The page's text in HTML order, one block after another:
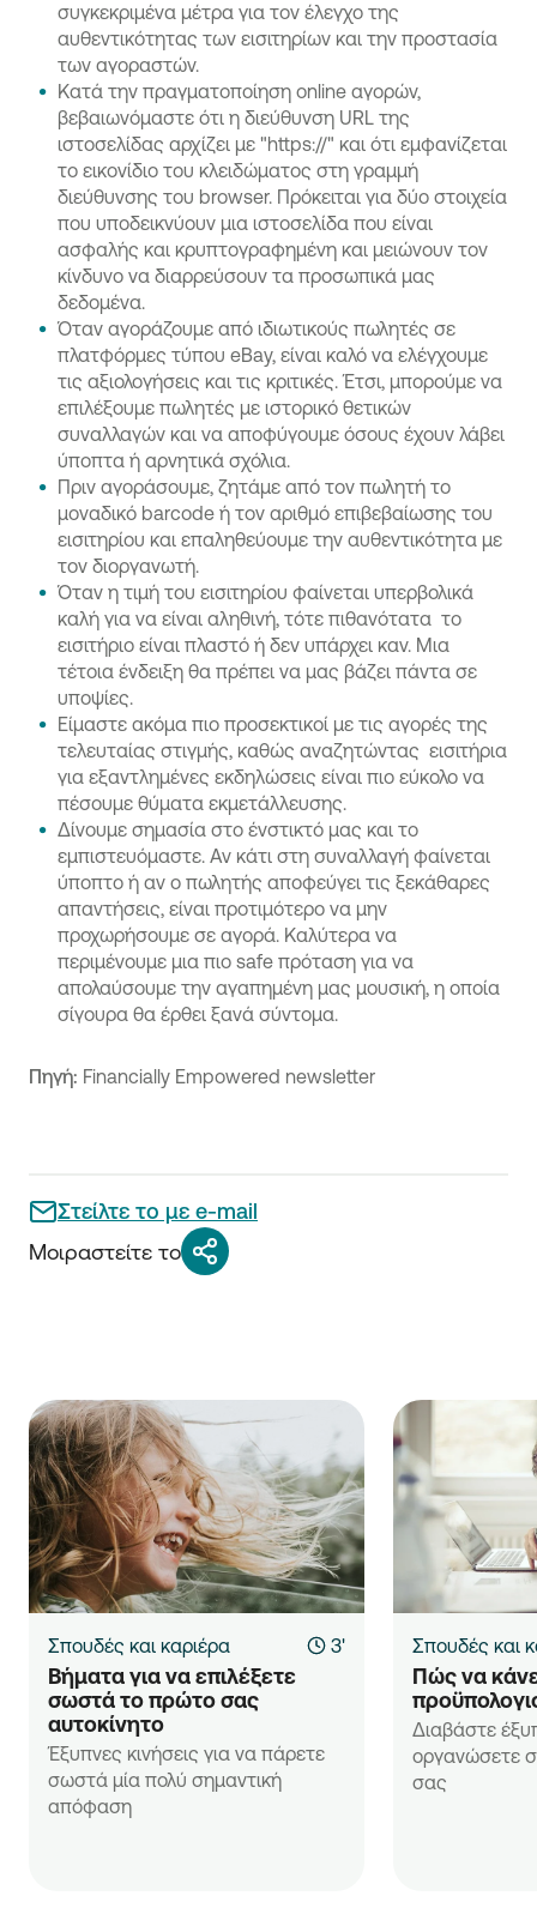
συγκεκριμένα μέτρα για τον έλεγχο της
αυθεντικότητας των εισιτηρίων και την προστασία
των αγοραστών.
Κατά την πραγματοποίηση online αγορών,
βεβαιωνόμαστε ότι η διεύθυνση URL της
ιστοσελίδας αρχίζει με "https://" και ότι εμφανίζεται
το εικονίδιο του κλειδώματος στη γραμμή
διεύθυνσης του browser. Πρόκειται για δύο στοιχεία
που υποδεικνύουν μια ιστοσελίδα που είναι
ασφαλής και κρυπτογραφημένη και μειώνουν τον
κίνδυνο να διαρρεύσουν τα προσωπικά μας
δεδομένα.
Όταν αγοράζουμε από ιδιωτικούς πωλητές σε
πλατφόρμες τύπου eBay, είναι καλό να ελέγχουμε
τις αξιολογήσεις και τις κριτικές. Έτσι, μπορούμε να
επιλέξουμε πωλητές με ιστορικό θετικών
συναλλαγών και να αποφύγουμε όσους έχουν λάβει
ύποπτα ή αρνητικά σχόλια.
Πριν αγοράσουμε, ζητάμε από τον πωλητή το
μοναδικό barcode ή τον αριθμό επιβεβαίωσης του
εισιτηρίου και επαληθεύουμε την αυθεντικότητα με
τον διοργανωτή.
Όταν η τιμή του εισιτηρίου φαίνεται υπερβολικά
καλή για να είναι αληθινή, τότε πιθανότατα το
εισιτήριο είναι πλαστό ή δεν υπάρχει καν. Μια
τέτοια ένδειξη θα πρέπει να μας βάζει πάντα σε
υποψίες.
Είμαστε ακόμα πιο προσεκτικοί με τις αγορές της
τελευταίας στιγμής, καθώς αναζητώντας εισιτήρια
για εξαντλημένες εκδηλώσεις είναι πιο εύκολο να
πέσουμε θύματα εκμετάλλευσης.
Δίνουμε σημασία στο ένστικτό μας και το
εμπιστευόμαστε. Αν κάτι στη συναλλαγή φαίνεται
ύποπτο ή αν ο πωλητής αποφεύγει τις ξεκάθαρες
απαντήσεις, είναι προτιμότερο να μην
προχωρήσουμε σε αγορά. Καλύτερα να
περιμένουμε μια πιο safe πρόταση για να
απολαύσουμε την αγαπημένη μας μουσική, η οποία
σίγουρα θα έρθει ξανά σύντομα.
Πηγή: Financially Empowered newsletter
Στείλτε το με e-mail
Μοιραστείτε το
Σπουδές και καριέρα 3'
Βήματα για να επιλέξετε
σωστά το πρώτο σας
αυτοκίνητο
Έξυπνες κινήσεις για να πάρετε
σωστά μία πολύ σημαντική
απόφαση
Σπουδές και
Πώς να
Διαβάστε
οργανώσετε
σας